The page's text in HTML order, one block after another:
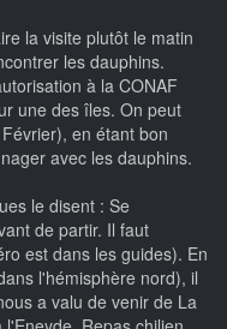
la visite plutôt le matin
les dauphins.
à la CONAF
une des îles. On peut
en étant bon
avec les dauphins.
le disent : Se
de partir. Il faut
est dans les guides). En
l'hémisphère nord), il
a valu de venir de La